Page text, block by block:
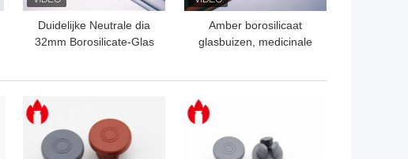
Duidelijke Neutrale dia
32mm Borosilicate-Glas
Amber borosilicaat
glasbuizen, medicinale
BESTE PRIJS BESTE PRIJS